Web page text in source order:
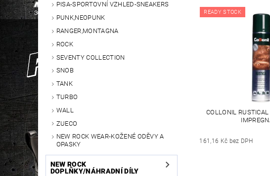
PISA-SPORTOVNÍ VZHLED-SNEAKERS
PUNK,NEOPUNK
RANGER,MONTAGNA
ROCK
SEVENTY COLLECTION
SNOB
TANK
TURBO
WALL
ZUECO
NEW ROCK WEAR-KOŽENÉ ODĚVY A
OPASKY
NEW ROCK
DOPLŇKY/NÁHRADNÍ DÍLY
READY STOCK
COLLONIL
161,16 Kč bez DPH